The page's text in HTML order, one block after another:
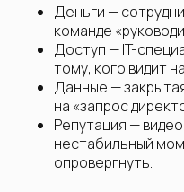
Деньги —
команде
Доступ — IT-
тому, кого видит
Данные —
на «запрос
Репутация —
нестабильный
опровергнуть.